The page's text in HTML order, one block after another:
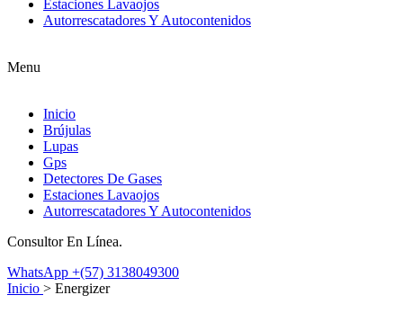
Estaciones Lavaojos
Autorrescatadores Y Autocontenidos
Menu
Inicio
Brújulas
Lupas
Gps
Detectores De Gases
Estaciones Lavaojos
Autorrescatadores Y Autocontenidos
Consultor En Línea.
WhatsApp +(57) 3138049300
Inicio > Energizer